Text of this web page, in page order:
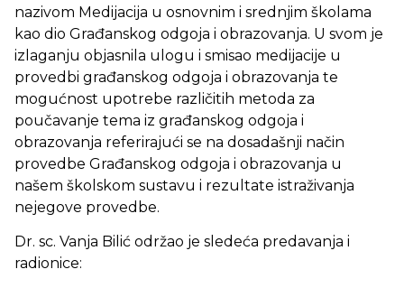
nazivom Medijacija u osnovnim i srednjim školama
kao dio Građanskog odgoja i obrazovanja. U svom je
izlaganju objasnila ulogu i smisao medijacije u
provedbi građanskog odgoja i obrazovanja te
mogućnost upotrebe različitih metoda za
poučavanje tema iz građanskog odgoja i
obrazovanja referirajući se na dosadašnji način
provedbe Građanskog odgoja i obrazovanja u
našem školskom sustavu i rezultate istraživanja
nejegove provedbe.
Dr. sc. Vanja Bilić održao je sledeća predavanja i
radionice: